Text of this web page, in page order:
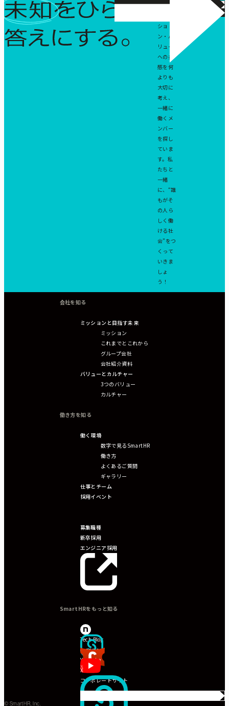
私たち
ショ
ン・バ
リュー
への共
感を何
よりも
大切に
考え、
一緒に
働くメ
ンバー
を探し
ていま
す。私
たちと
一緒
に、“誰
もがそ
の人ら
しく働
ける社
会”をつ
くって
いきま
しょ
う！
カ
ジ
カジュアル面談
募
会社を知る
ミッションと目指す未来
ミッション
これまでとこれから
グループ会社
会社紹介資料
バリューとカルチャー
3つのバリュー
カルチャー
働き方を知る
働く環境
数字で見るSmartHR
働き方
よくあるご質問
ギャラリー
仕事とチーム
採用イベント
募集職種
新卒採用
エンジニア採用
SmartHRをもっと知る
note
Tech Blog
connpass
YouTube
X
コーポレートサイト
カ
© SmartHR, Inc.